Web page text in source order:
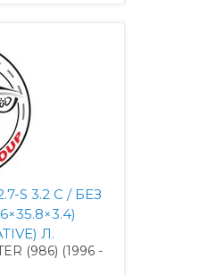
S 3.2 С / БЕЗ
Л.
(986) (1996 -